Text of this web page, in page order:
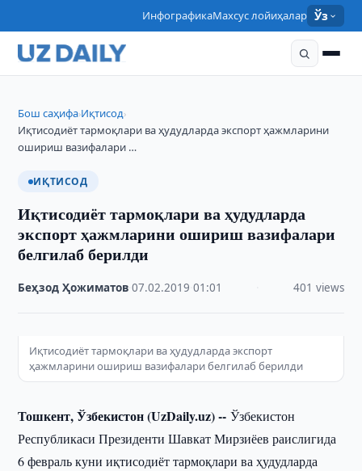
ИнфографикаМахсус лойиҳалар Ўз
Бош саҳифа›Иқтисод›
Иқтисодиёт тармоқлари ва ҳудудларда экспорт ҳажмларини
ошириш вазифалари …
ИҚТИСОД
Иқтисодиёт тармоқлари ва ҳудудларда
экспорт ҳажмларини ошириш вазифалари
белгилаб берилди
Беҳзод Ҳожиматов ·07.02.2019 ·01:01 401 views
Иқтисодиёт тармоқлари ва ҳудудларда экспорт
ҳажмларини ошириш вазифалари белгилаб берилди
Тошкент, Ўзбекистон (UzDaily.uz) --Ўзбекистон
Республикаси Президенти Шавкат Мирзиёев раислигида
6 февраль куни иқтисодиёт тармоқлари ва ҳудудларда